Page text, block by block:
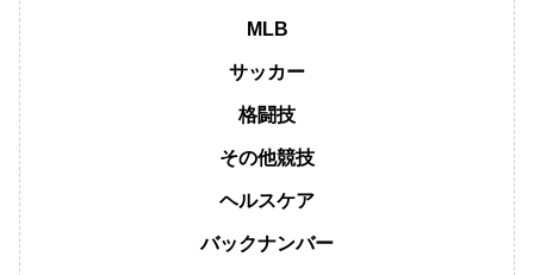
MLB
サッカー
格闘技
その他競技
ヘルスケア
バックナンバー